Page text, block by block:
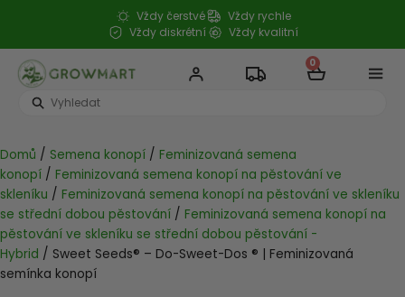
obsah
Vždy čerstvé
Vždy rychle
Vždy diskrétní
Vždy kvalitní
0
Cart
Search
Domů / Semena konopí / Feminizovaná semena
konopí / Feminizovaná semena konopí na pěstování ve
skleníku / Feminizovaná semena konopí na pěstování ve skleníku
se střední dobou pěstování / Feminizovaná semena konopí na
pěstování ve skleníku se střední dobou pěstování -
Hybrid / Sweet Seeds® – Do-Sweet-Dos ® | Feminizovaná
semínka konopí